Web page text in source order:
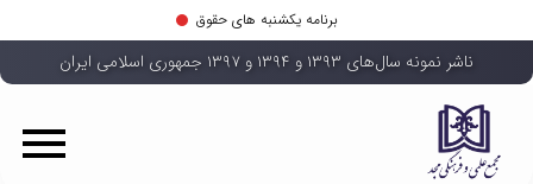
برنامه یکشنبه های حقوق
ناشر نمونه سال‌های ۱۳۹۳ و ۱۳۹۴ و ۱۳۹۷ جمهوری اسلامی ایران